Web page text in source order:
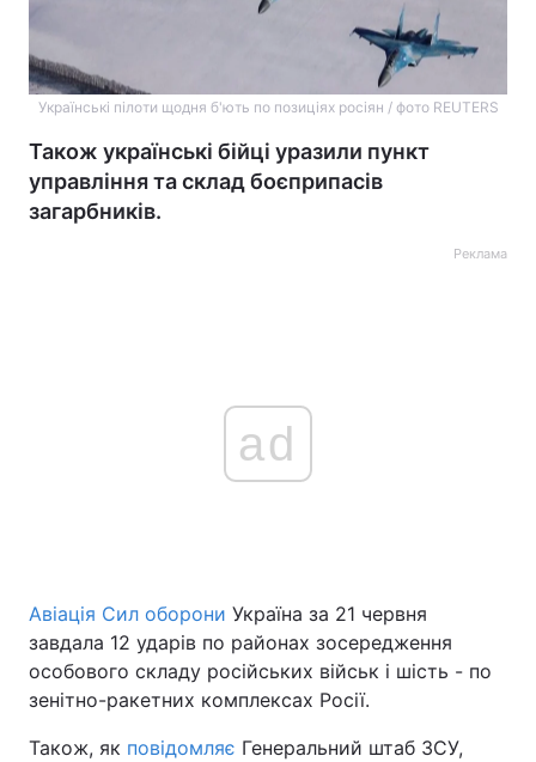
Українські пілоти щодня б'ють по позиціях росіян / фото REUTERS
Також українські бійці уразили пункт
управління та склад боєприпасів
загарбників.
Реклама
ad
Авіація Сил оборони Україна за 21 червня
завдала 12 ударів по районах зосередження
особового складу російських військ і шість - по
зенітно-ракетних комплексах Росії.
Також, як повідомляє Генеральний штаб ЗСУ,